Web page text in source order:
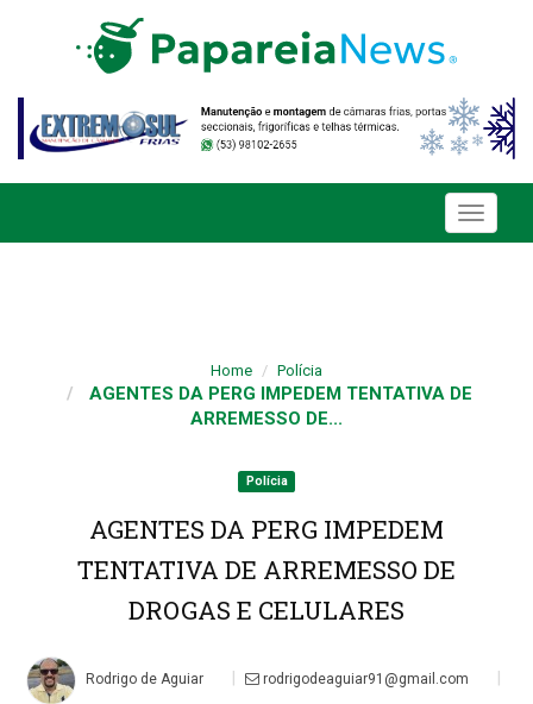
Toggle
Home Polícia
AGENTES DA PERG IMPEDEM TENTATIVA DE
ARREMESSO DE...
Polícia
AGENTES DA PERG IMPEDEM
TENTATIVA DE ARREMESSO DE
DROGAS E CELULARES
Rodrigo de Aguiar rodrigodeaguiar91@gmail.com